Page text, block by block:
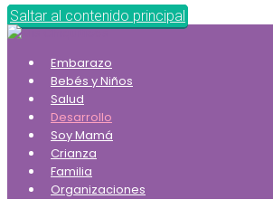
Saltar al contenido principal
Embarazo
Bebés y Niños
Salud
Desarrollo
Soy Mamá
Crianza
Familia
Organizaciones